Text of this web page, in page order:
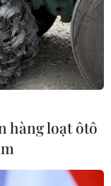
hàng loạt ôtô